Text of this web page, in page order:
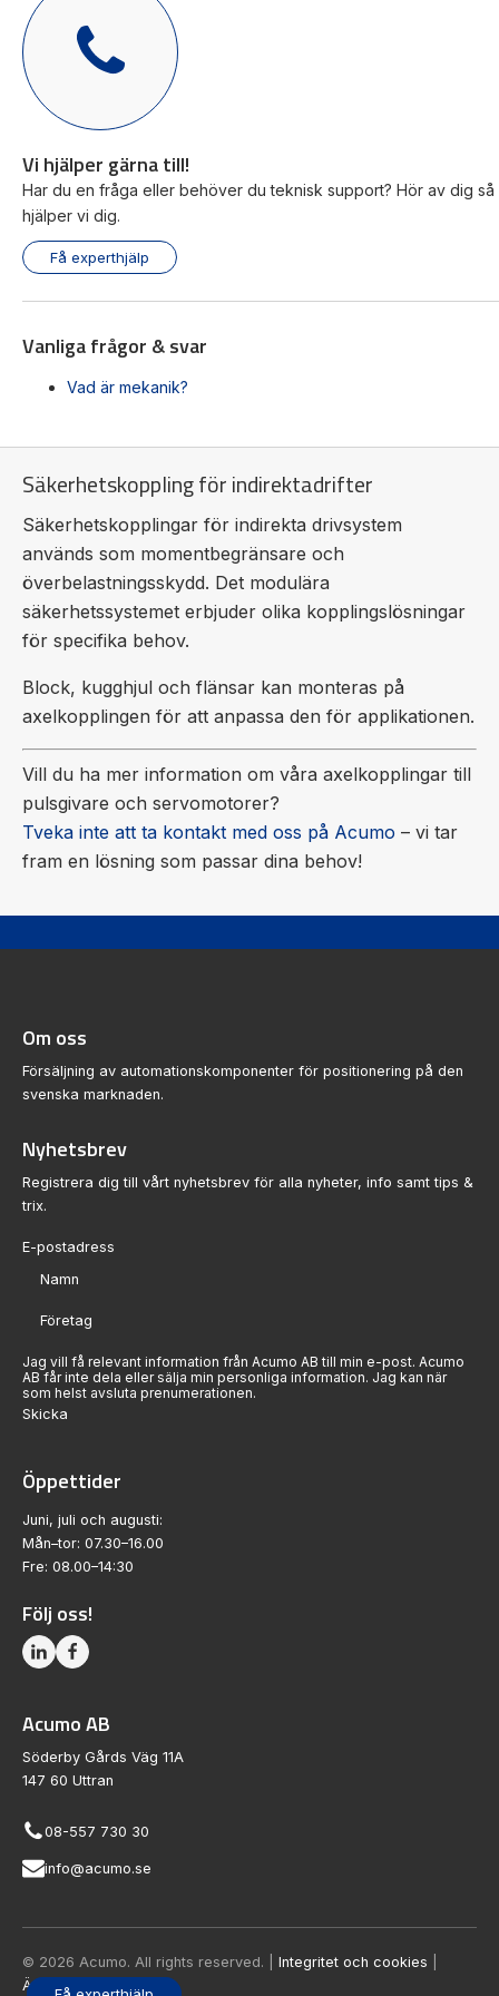
Vi hjälper gärna till!
Har du en fråga eller behöver du teknisk support? Hör av dig så
hjälper vi dig.
Få experthjälp
Vanliga frågor & svar
Vad är mekanik?
Momentbegränsande och överlastkoppling för
direktdrift på bla. kugghjul eller remhjul.
Visa produkt
Säkerhetskoppling för indirektadrifter
Säkerhetskopplingar för indirekta drivsystem
används som momentbegränsare och
överbelastningsskydd. Det modulära
säkerhetssystemet erbjuder olika kopplingslösningar
för specifika behov.
Block, kugghjul och flänsar kan monteras på
axelkopplingen för att anpassa den för applikationen.
Vill du ha mer information om våra axelkopplingar till
pulsgivare och servomotorer?
Tveka inte att ta kontakt med oss på Acumo – vi tar
fram en lösning som passar dina behov!
Om oss
Försäljning av automationskomponenter för positionering på den
svenska marknaden.
Nyhetsbrev
Registrera dig till vårt nyhetsbrev för alla nyheter, info samt tips &
trix.
Sektion
Jag vill få relevant information från Acumo AB till min e-post. Acumo
AB får inte dela eller sälja min personliga information. Jag kan när
som helst avsluta prenumerationen.
Skicka
Öppettider
Juni, juli och augusti:
Mån–tor: 07.30–16.00
Fre: 08.00–14:30
Följ oss!
Acumo AB
Söderby Gårds Väg 11A
147 60 Uttran
08-557 730 30
info@acumo.se
© 2026 Acumo. All rights reserved. | Integritet och cookies
Ändra samtycke